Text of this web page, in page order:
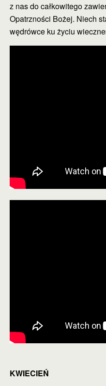
z nas do całkowitego
Opatrzności Bożej. Niech
wędrówce ku życiu
KWIECIEŃ